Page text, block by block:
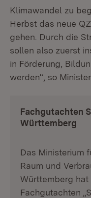
Klimawandel zu
Herbst das neue
gehen. Durch die
sollen also zuerst
in Förderung,
werden“, so
Fachgutachten
Württemberg
Das Ministerium
Raum und
Württemberg hat
Fachgutachten